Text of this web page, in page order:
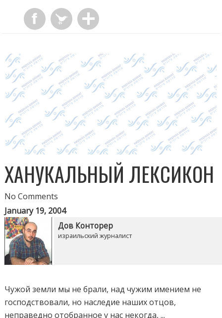
ХАНУКАЛЬНЫЙ ЛЕКСИКОН
No Comments
January 19, 2004
Дов Конторер
израильский журналист
Чужой земли мы не брали, над чужим имением не
господствовали, но наследие наших отцов,
неправедно отобранное у нас некогда, ...